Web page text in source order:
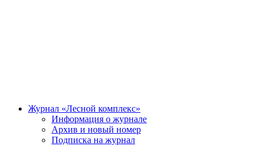
Журнал «Лесной комплекс»
Информация о журнале
Архив и новый номер
Подписка на журнал